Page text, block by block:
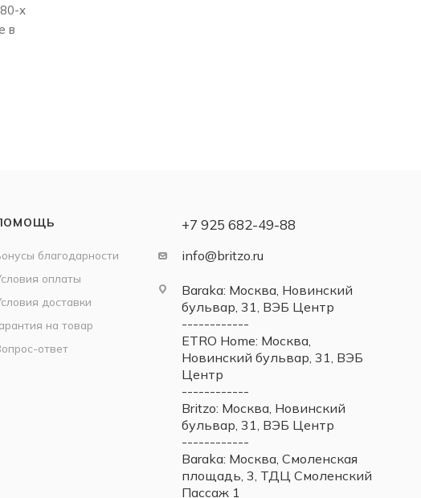
х
в
благодарности
оплаты
доставки
на товар
ответ
+7 925 682-49-88
info@britzo.ru
Baraka: Москва, Новинский
бульвар, 31, ВЭБ Центр
------------
ETRO Home: Москва,
Новинский бульвар, 31, ВЭБ
Центр
------------
Britzo: Москва, Новинский
бульвар, 31, ВЭБ Центр
------------
Baraka: Москва, Смоленская
площадь, 3, ТДЦ Смоленский
Пассаж 1